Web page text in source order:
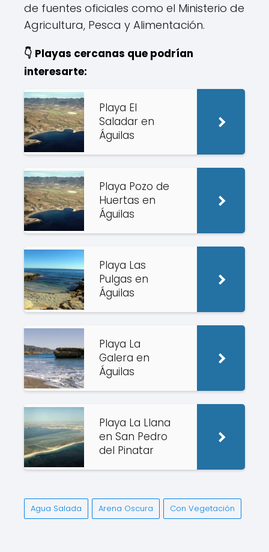
de fuentes oficiales como el Ministerio de
Agricultura, Pesca y Alimentación.
👇 Playas cercanas que podrían
interesarte:
Playa El
Saladar en
Águilas
Playa Pozo de
Huertas en
Águilas
Playa Las
Pulgas en
Águilas
Playa La
Galera en
Águilas
Playa La Llana
en San Pedro
del Pinatar
Agua Salada Arena Oscura Con Vegetación